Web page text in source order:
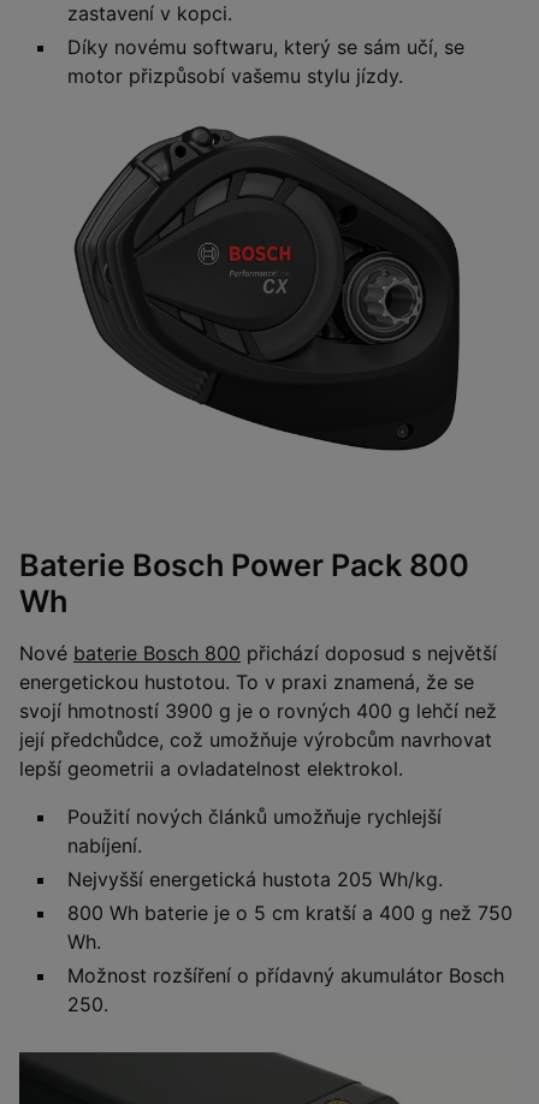
zastavení v kopci.
Díky novému softwaru, který se sám učí, se
motor přizpůsobí vašemu stylu jízdy.
Baterie Bosch Power Pack 800
Wh
Nové baterie Bosch 800 přichází doposud s největší
energetickou hustotou. To v praxi znamená, že se
svojí hmotností 3900 g je o rovných 400 g lehčí než
její předchůdce, což umožňuje výrobcům navrhovat
lepší geometrii a ovladatelnost elektrokol.
Použití nových článků umožňuje rychlejší
nabíjení.
Nejvyšší energetická hustota 205 Wh/kg.
800 Wh baterie je o 5 cm kratší a 400 g než 750
Wh.
Možnost rozšíření o přídavný akumulátor Bosch
250.